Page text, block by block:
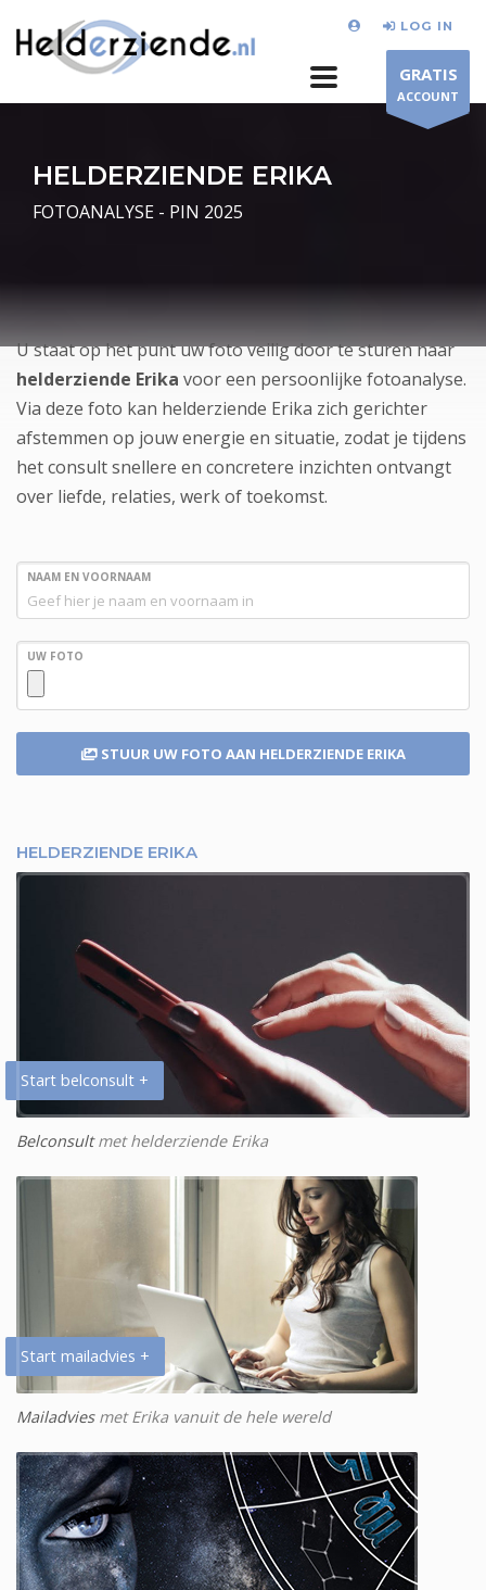
LOG IN
GRATIS
ACCOUNT
HELDERZIENDE ERIKA
FOTOANALYSE - PIN 2025
U staat op het punt uw foto veilig door te sturen naar
helderziende Erika voor een persoonlijke fotoanalyse.
Via deze foto kan helderziende Erika zich gerichter
afstemmen op jouw energie en situatie, zodat je tijdens
het consult snellere en concretere inzichten ontvangt
over liefde, relaties, werk of toekomst.
NAAM EN VOORNAAM
UW FOTO
STUUR UW FOTO AAN HELDERZIENDE ERIKA
HELDERZIENDE ERIKA
Start belconsult +
Belconsultmet helderziende Erika
Start mailadvies +
Mailadviesmet Erika vanuit de hele wereld